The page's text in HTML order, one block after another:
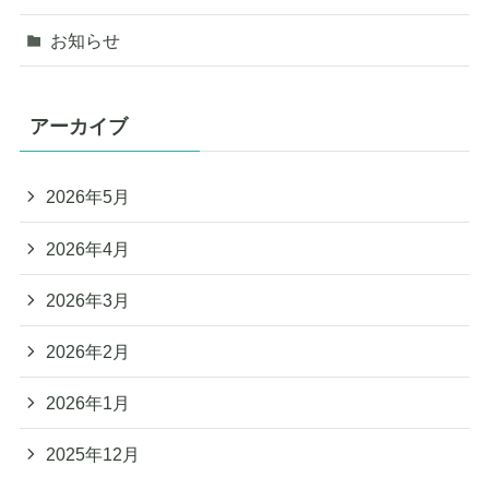
お知らせ
アーカイブ
2026年5月
2026年4月
2026年3月
2026年2月
2026年1月
2025年12月